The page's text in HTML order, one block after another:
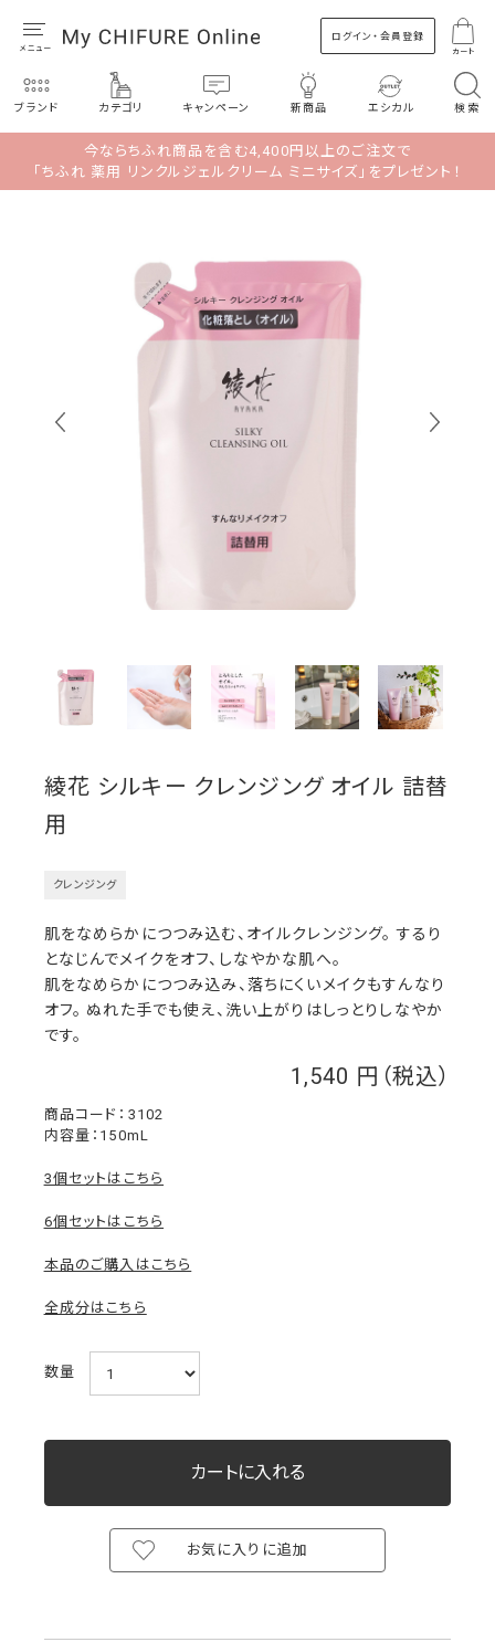
ログイン・会員登録
カート
ブランド カテゴリ キャンペーン 新商品 エシカル 検索
今ならちふれ商品を含む4,400円以上のご注文で
「ちふれ 薬用 リンクルジェルクリーム ミニサイズ」をプレゼント！
綾花 シルキー クレンジング オイル 詰替
用
クレンジング
1,540
3102
肌をなめらかにつつみ込む、オイルクレンジング。 するり
となじんでメイクをオフ、しなやかな肌へ。
肌をなめらかにつつみ込み、落ちにくいメイクもすんなり
オフ。 ぬれた手でも使え、洗い上がりはしっとりしなやか
です。
内容量：150mL
3個セットはこちら
6個セットはこちら
本品のご購入はこちら
全成分はこちら
数量
お気に入りに追加